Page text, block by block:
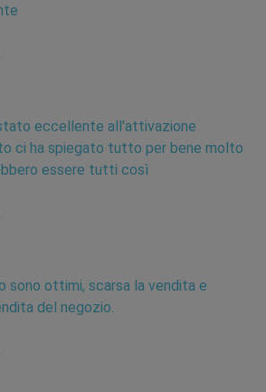
eccellente all'attivazione
ci ha spiegato tutto per bene molto
essere tutti così
sono ottimi, scarsa la vendita e
del negozio.